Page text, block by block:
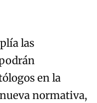
las
en la
normativa,